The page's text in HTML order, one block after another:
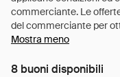
Mostra meno
8 buoni disponibili